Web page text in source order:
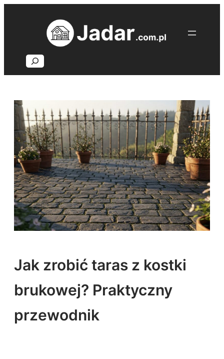
Search
Jak zrobić taras z kostki
brukowej? Praktyczny
przewodnik